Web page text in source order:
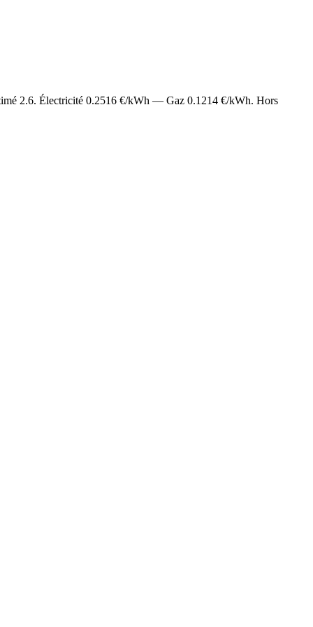
2.6. Électricité 0.2516 €/kWh — Gaz 0.1214 €/kWh. Hors